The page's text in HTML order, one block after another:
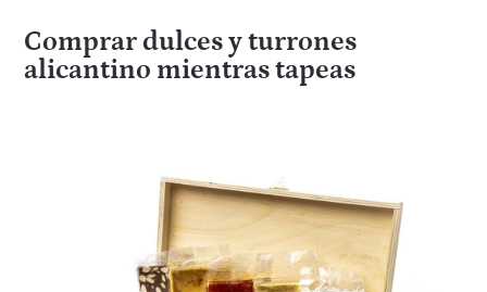
Comprar dulces y turrones
alicantino mientras tapeas